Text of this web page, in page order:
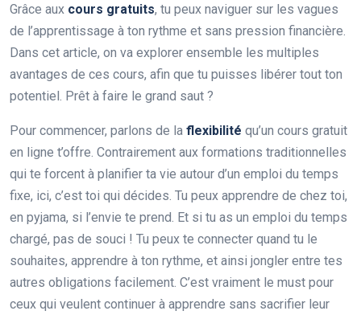
Grâce aux cours gratuits, tu peux naviguer sur les vagues
de l’apprentissage à ton rythme et sans pression financière.
Dans cet article, on va explorer ensemble les multiples
avantages de ces cours, afin que tu puisses libérer tout ton
potentiel. Prêt à faire le grand saut ?
Pour commencer, parlons de la flexibilité qu’un cours gratuit
en ligne t’offre. Contrairement aux formations traditionnelles
qui te forcent à planifier ta vie autour d’un emploi du temps
fixe, ici, c’est toi qui décides. Tu peux apprendre de chez toi,
en pyjama, si l’envie te prend. Et si tu as un emploi du temps
chargé, pas de souci ! Tu peux te connecter quand tu le
souhaites, apprendre à ton rythme, et ainsi jongler entre tes
autres obligations facilement. C’est vraiment le must pour
ceux qui veulent continuer à apprendre sans sacrifier leur